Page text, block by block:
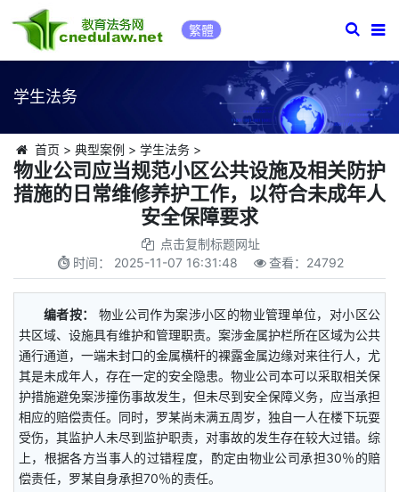
繁體
学生法务
首页 > 典型案例 > 学生法务>
物业公司应当规范小区公共设施及相关防护
措施的日常维修养护工作，以符合未成年人
安全保障要求
点击复制标题网址
时间： 2025-11-07 16:31:48 查看： 24792
编者按：
物业公司作为案涉小区的物业管理单位，对小区公
共区域、设施具有维护和管理职责。案涉金属护栏所在区域为公共
通行通道，一端未封口的金属横杆的裸露金属边缘对来往行人，尤
其是未成年人，存在一定的安全隐患。物业公司本可以采取相关保
护措施避免案涉撞伤事故发生，但未尽到安全保障义务，应当承担
相应的赔偿责任。同时，罗某尚未满五周岁，独自一人在楼下玩耍
受伤，其监护人未尽到监护职责，对事故的发生存在较大过错。综
上，根据各方当事人的过错程度，酌定由物业公司承担30％的赔
偿责任，罗某自身承担70％的责任。